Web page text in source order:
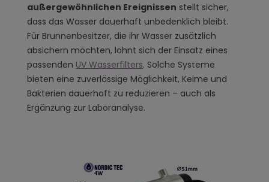
außergewöhnlichen Ereignissen stellt sicher,
dass das Wasser dauerhaft unbedenklich bleibt.
Für Brunnenbesitzer, die ihr Wasser zusätzlich
absichern möchten, lohnt sich der Einsatz eines
passenden UV Wasserfilters. Solche Systeme
bieten eine zuverlässige Möglichkeit, Keime und
Bakterien dauerhaft zu reduzieren – auch als
Ergänzung zur Laboranalyse.